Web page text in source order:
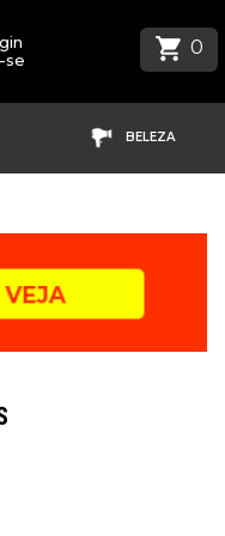
se
0
BELEZA